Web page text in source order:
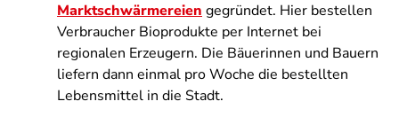
Marktschwärmereien gegründet. Hier bestellen
Verbraucher Bioprodukte per Internet bei
regionalen Erzeugern. Die Bäuerinnen und Bauern
liefern dann einmal pro Woche die bestellten
Lebensmittel in die Stadt.